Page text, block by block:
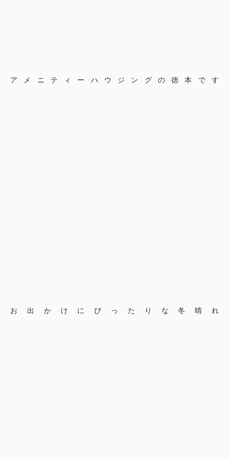
アメニティーハウジングの徳本です
お出かけにぴったりな冬晴れ